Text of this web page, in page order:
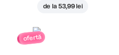
de la 53,99 lei
ofertă